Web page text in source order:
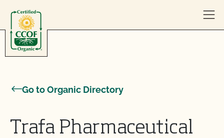
Go to Organic Directory
Trafa Pharmaceutical